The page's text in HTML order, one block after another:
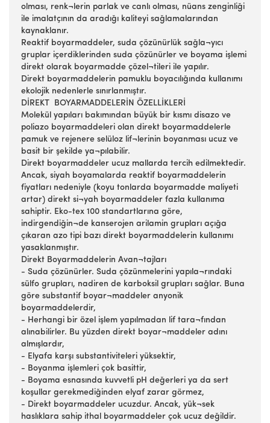
olması, renk¬lerin parlak ve canlı olması, nüans zenginliği
ile imalatçının da aradığı kaliteyi sağlamalarından
kaynaklanır.
Reaktif boyarmaddeler, suda çözünürlük sağla¬yıcı
gruplar içerdiklerinden suda çözünürler ve boyama işlemi
direkt olarak boyarmadde çözel¬tileri ile yapılır.
Direkt boyarmaddelerin pamuklu boyacılığında kullanımı
ekolojik nedenlerle sınırlanmıştır.
DİREKT BOYARMADDELERİN ÖZELLİKLERİ
Molekül yapıları bakımından büyük bir kısmı disazo ve
poliazo boyarmaddeleri olan direkt boyarmaddelerle
pamuk ve rejenere selüloz lif¬lerinin boyanması ucuz ve
basit bir şekilde ya¬pılabilir.
Direkt boyarmaddeler ucuz mallarda tercih edilmektedir.
Ancak, siyah boyamalarda reaktif boyarmaddelerin
fiyatları nedeniyle (koyu tonlarda boyarmadde maliyeti
artar) direkt si¬yah boyarmaddeler fazla kullanıma
sahiptir. Eko-tex 100 standartlarına göre,
indirgendiğin¬de kanserojen arilamin grupları açığa
çıkaran azo tipi bazı direkt boyarmaddelerin kullanımı
yasaklanmıştır.
Direkt Boyarmaddelerin Avan¬tajları
- Suda çözünürler. Suda çözünmelerini yapıla¬rındaki
sülfo grupları, nadiren de karboksil grupları sağlar. Buna
göre substantif boyar¬maddeler anyonik
boyarmaddelerdir,
- Herhangi bir özel işlem yapılmadan lif tara¬fından
alınabilirler. Bu yüzden direkt boyar¬maddeler adını
almışlardır,
- Elyafa karşı substantiviteleri yüksektir,
- Boyanma işlemleri çok basittir,
- Boyama esnasında kuvvetli pH değerleri ya da sert
koşullar gerekmediğinden elyaf zarar görmez,
- Direkt boyarmaddeler ucuzdur. Ancak, yük¬sek
haslıklara sahip ithal boyarmaddeler çok ucuz değildir.